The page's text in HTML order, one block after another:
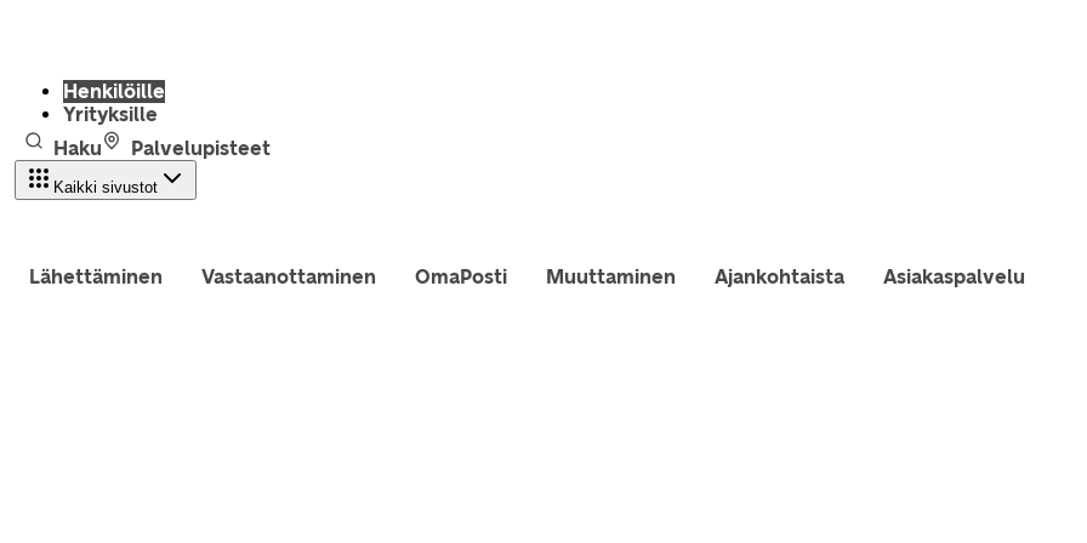
Henkilöille
Yrityksille
Haku
Palvelupisteet
Kaikki sivustot
Lähettäminen Vastaanottaminen OmaPosti Muuttaminen Ajankohtaista Asiakaspalvelu